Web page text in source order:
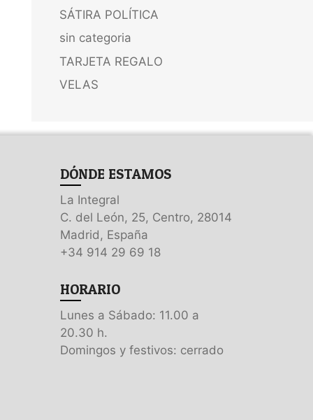
SÁTIRA POLÍTICA
sin categoria
TARJETA REGALO
VELAS
DÓNDE ESTAMOS
La Integral
C. del León, 25, Centro, 28014
Madrid, España
+34 914 29 69 18
HORARIO
Lunes a Sábado: 11.00 a
20.30 h.
Domingos y festivos: cerrado